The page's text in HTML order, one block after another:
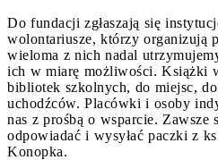
Do fundacji zgłaszają się
wolontariusze, którzy organizują
wieloma z nich nadal
ich w miarę możliwości. Książki
bibliotek szkolnych, do miejsc,
uchodźców. Placówki i osoby
nas z prośbą o wsparcie. Zawsze
odpowiadać i wysyłać paczki z
Konopka.